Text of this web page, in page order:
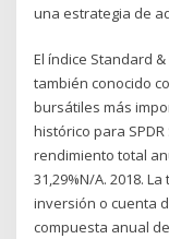
una estrategia de
El índice Standard
también conocido
bursátiles más
histórico para
rendimiento total
31,29%N/A. 2018.
inversión o cuenta
compuesta anual